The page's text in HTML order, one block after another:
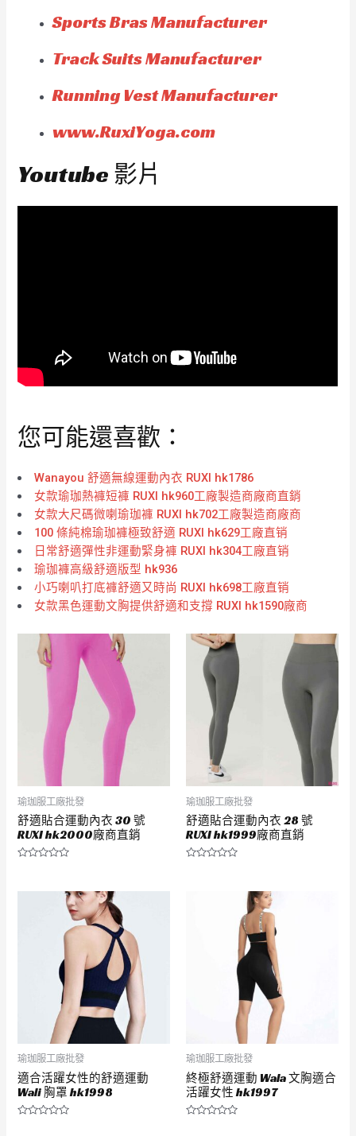
Sports Bras Manufacturer
Track Suits Manufacturer
Running Vest Manufacturer
www.RuxiYoga.com
Youtube 影片
您可能還喜歡：
Wanayou 舒適無線運動內衣 RUXI hk1786
女款瑜珈熱褲短褲 RUXI hk960工廠製造商廠商直銷
女款大尺碼微喇瑜珈褲 RUXI hk702工廠製造商廠商
100 條純棉瑜珈褲極致舒適 RUXI hk629工廠直销
日常舒適彈性非運動緊身褲 RUXI hk304工廠直销
瑜珈褲高級舒適版型 hk936
小巧喇叭打底褲舒適又時尚 RUXI hk698工廠直销
女款黑色運動文胸提供舒適和支撐 RUXI hk1590廠商
瑜珈服工廠批發
舒適貼合運動內衣 30 號
RUXI hk2000廠商直銷
瑜珈服工廠批發
舒適貼合運動內衣 28 號
RUXI hk1999廠商直銷
瑜珈服工廠批發
適合活躍女性的舒適運動
Wali 胸罩 hk1998
瑜珈服工廠批發
終極舒適運動 Wala 文胸適合
活躍女性 hk1997